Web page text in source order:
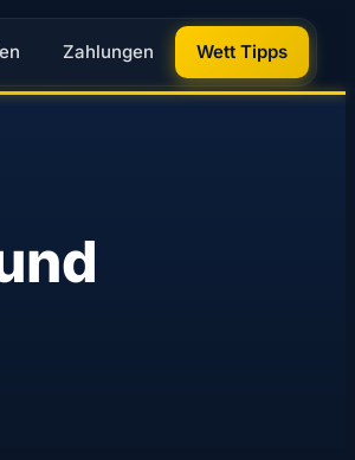
Zahlungen Wett Tipps